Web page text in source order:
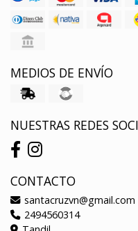
MEDIOS DE ENVÍO
NUESTRAS REDES
CONTACTO
santacruzvn@gmail.com
2494560314